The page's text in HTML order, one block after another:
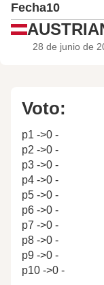
Fecha10
28 de junio de
Voto:
p1 ->0 -
p2 ->0 -
p3 ->0 -
p4 ->0 -
p5 ->0 -
p6 ->0 -
p7 ->0 -
p8 ->0 -
p9 ->0 -
p10 ->0 -